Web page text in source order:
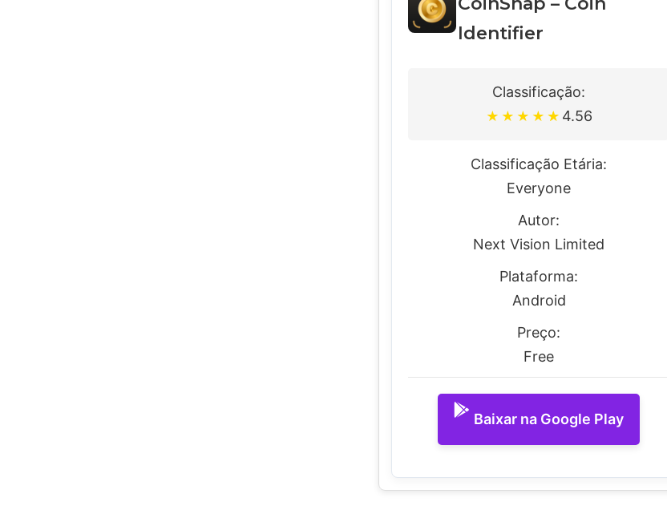
Identifier
Classificação:
★ ★ ★ ★ ★ 4.56
Classificação Etária:
Everyone
Autor:
Next Vision Limited
Plataforma:
Android
Preço:
Free
Baixar na Google Play